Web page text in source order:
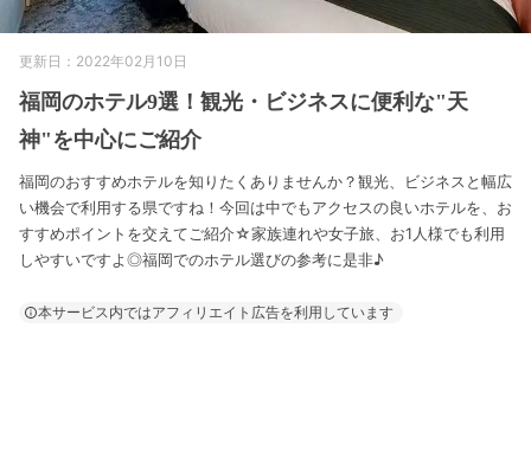
更新日：2022年02月10日
福岡のホテル9選！観光・ビジネスに便利な"天
神"を中心にご紹介
福岡のおすすめホテルを知りたくありませんか？観光、ビジネスと幅広
い機会で利用する県ですね！今回は中でもアクセスの良いホテルを、お
すすめポイントを交えてご紹介☆家族連れや女子旅、お1人様でも利用
しやすいですよ◎福岡でのホテル選びの参考に是非♪
本サービス内ではアフィリエイト広告を利用しています